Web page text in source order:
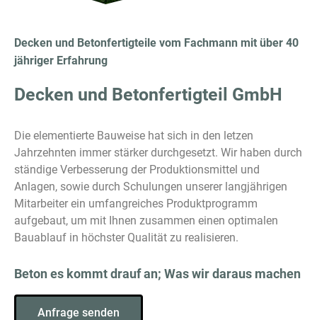
Decken und Betonfertigteile vom Fachmann mit über 40
jähriger Erfahrung
Decken und Betonfertigteil GmbH
Die elementierte Bauweise hat sich in den letzen
Jahrzehnten immer stärker durchgesetzt. Wir haben durch
ständige Verbesserung der Produktionsmittel und
Anlagen, sowie durch Schulungen unserer langjährigen
Mitarbeiter ein umfangreiches Produktprogramm
aufgebaut, um mit Ihnen zusammen einen optimalen
Bauablauf in höchster Qualität zu realisieren.
Beton es kommt drauf an; Was wir daraus machen
Anfrage senden